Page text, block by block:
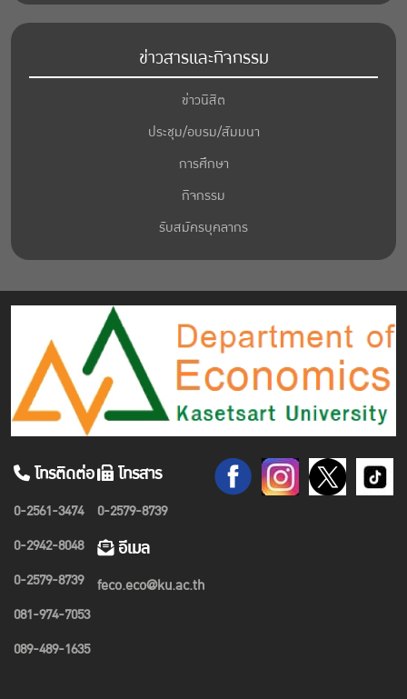
ข่าวสารและกิจกรรม
ข่าวนิสิต
ประชุม/อบรม/สัมมนา
การศึกษา
กิจกรรม
รับสมัครบุคลากร
โทรติดต่อ
0-2561-3474
0-2942-8048
0-2579-8739
081-974-7053
089-489-1635
โทรสาร
0-2579-8739
อีเมล
feco.eco@ku.ac.th